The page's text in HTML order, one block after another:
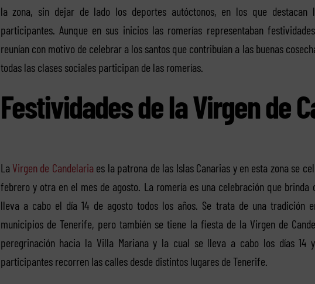
la zona, sin dejar de lado los deportes autóctonos, en los que
participantes. Aunque en sus inicios las romerías representaban
reunían con motivo de celebrar a los santos que contribuían a las buenas
todas las clases sociales participan de las romerías.
Festividades de la Virgen de
La Virgen de Candelaria es la patrona de las Islas Canarias y en esta zona se
febrero y otra en el mes de agosto. La romería es una celebración que brinda
lleva a cabo el día 14 de agosto todos los años. Se trata de una tradición
municipios de Tenerife, pero también se tiene la fiesta de la Virgen de
peregrinación hacia la Villa Mariana y la cual se lleva a cabo los días 14
participantes recorren las calles desde distintos lugares de Tenerife.